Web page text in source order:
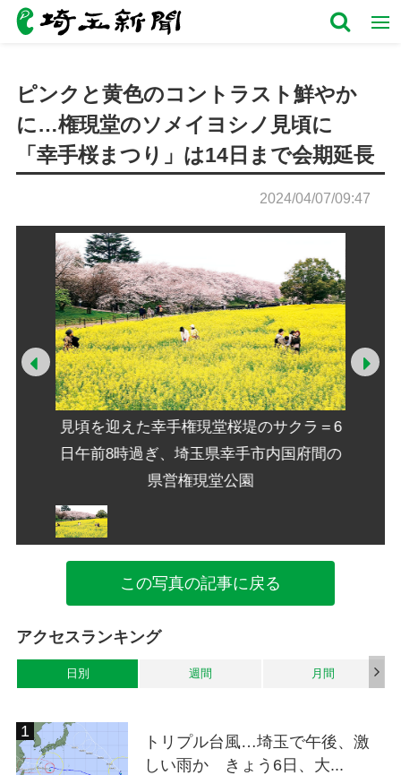
ピンクと黄色のコントラスト鮮やか
に…権現堂のソメイヨシノ見頃に
「幸手桜まつり」は14日まで会期延長
2024/04/07/09:47
見頃を迎えた幸手権現堂桜堤のサクラ＝6
日午前8時過ぎ、埼玉県幸手市内国府間の
県営権現堂公園
Prev
この写真の記事に戻る
アクセスランキング
日別 週間 月間
トリプル台風…埼玉で午後、激
しい雨か きょう6日、大...